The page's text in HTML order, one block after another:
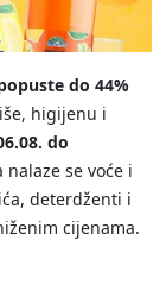
do 44%
higijenu i
do
se voće i
deterdženti i
cijenama.